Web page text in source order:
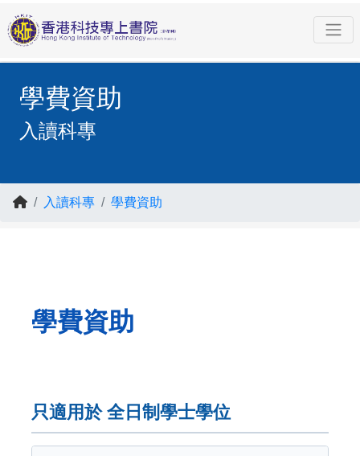
學費資助
入讀科專
入讀科專 學費資助
學費資助
只適用於 全日制學士學位